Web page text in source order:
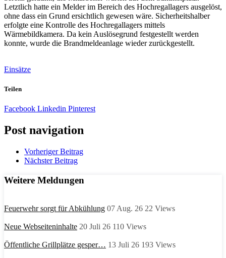
Letztlich hatte ein Melder im Bereich des Hochregallagers ausgelöst,
ohne dass ein Grund ersichtlich gewesen wäre. Sicherheitshalber
erfolgte eine Kontrolle des Hochregallagers mittels
Wärmebildkamera. Da kein Auslösegrund festgestellt werden
konnte, wurde die Brandmeldeanlage wieder zurückgestellt.
Einsätze
Teilen
Facebook Linkedin Pinterest
Post navigation
Vorheriger Beitrag
Nächster Beitrag
Weitere Meldungen
Feuerwehr sorgt für Abkühlung 07 Aug. 26 22 Views
Neue Webseiteninhalte 20 Juli 26 110 Views
Öffentliche Grillplätze gesper… 13 Juli 26 193 Views